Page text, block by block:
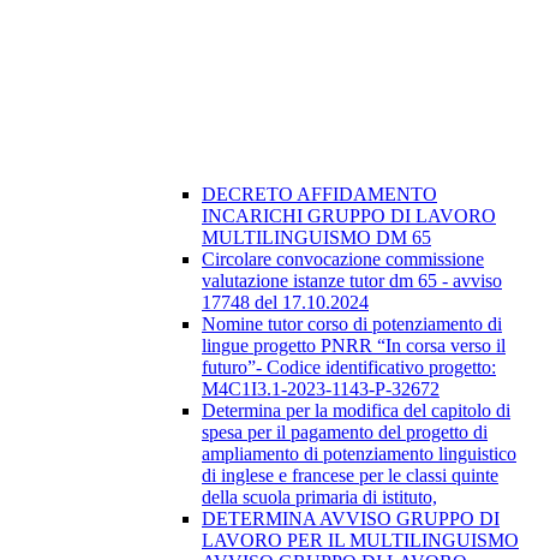
DECRETO AFFIDAMENTO
INCARICHI GRUPPO DI LAVORO
MULTILINGUISMO DM 65
Circolare convocazione commissione
valutazione istanze tutor dm 65 - avviso
17748 del 17.10.2024
Nomine tutor corso di potenziamento di
lingue progetto PNRR “In corsa verso il
futuro”- Codice identificativo progetto:
M4C1I3.1-2023-1143-P-32672
Determina per la modifica del capitolo di
spesa per il pagamento del progetto di
ampliamento di potenziamento linguistico
di inglese e francese per le classi quinte
della scuola primaria di istituto,
DETERMINA AVVISO GRUPPO DI
LAVORO PER IL MULTILINGUISMO